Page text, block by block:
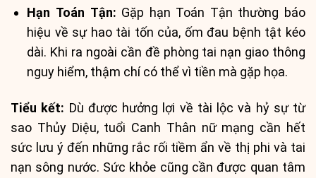
Hạn Toán Tận: Gặp hạn Toán Tận thường báo
hiệu về sự hao tài tốn của, ốm đau bệnh tật kéo
dài. Khi ra ngoài cần đề phòng tai nạn giao thông
nguy hiểm, thậm chí có thể vì tiền mà gặp họa.
Tiểu kết: Dù được hưởng lợi về tài lộc và hỷ sự từ
sao Thủy Diệu, tuổi Canh Thân nữ mạng cần hết
sức lưu ý đến những rắc rối tiềm ẩn về thị phi và tai
nạn sông nước. Sức khỏe cũng cần được quan tâm